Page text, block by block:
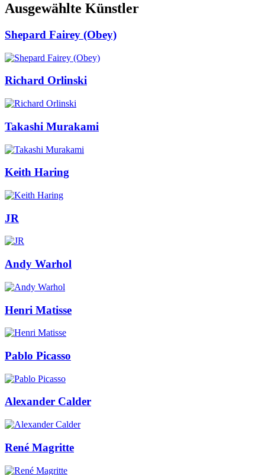
Ausgewählte Künstler
Shepard Fairey (Obey)
Richard Orlinski
Takashi Murakami
Keith Haring
JR
Andy Warhol
Henri Matisse
Pablo Picasso
Alexander Calder
René Magritte